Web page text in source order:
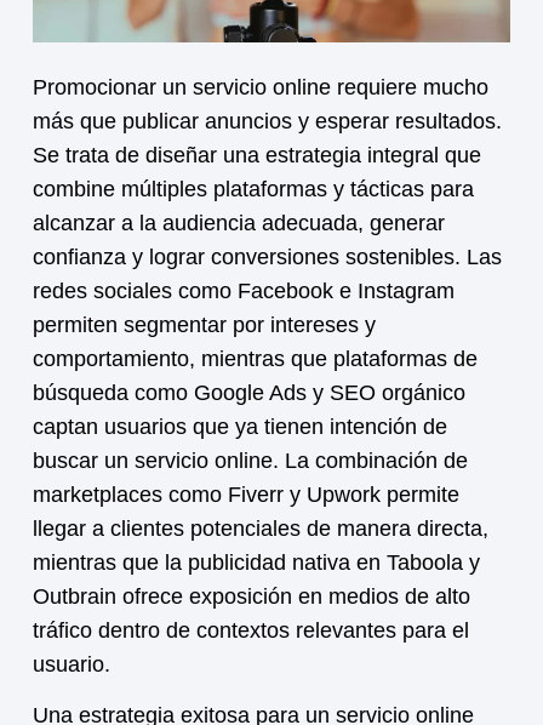
Promocionar un servicio onlinerequiere mucho
más que publicar anuncios y esperar resultados.
Se trata de diseñar una estrategia integral que
combine múltiples plataformas y tácticas para
alcanzar a la audiencia adecuada, generar
confianza y lograr conversiones sostenibles. Las
redes sociales como Facebook e Instagram
permiten segmentar por intereses y
comportamiento, mientras que plataformas de
búsqueda como Google Ads y SEO orgánico
captan usuarios que ya tienen intención de
buscar un servicio online. La combinación de
marketplaces como Fiverr y Upwork permite
llegar a clientes potenciales de manera directa,
mientras que la publicidad nativa en Taboola y
Outbrain ofrece exposición en medios de alto
tráfico dentro de contextos relevantes para el
usuario.
Una estrategia exitosa para un servicio online